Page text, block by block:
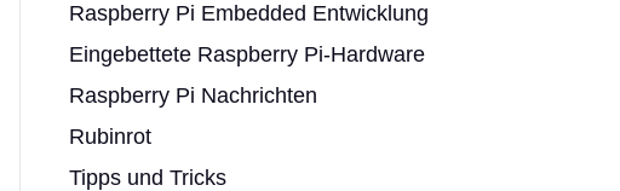
Raspberry Pi Embedded Entwicklung
Eingebettete Raspberry Pi-Hardware
Raspberry Pi Nachrichten
Rubinrot
Tipps und Tricks